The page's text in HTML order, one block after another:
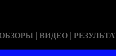
ОБЗОРЫ | ВИДЕО |